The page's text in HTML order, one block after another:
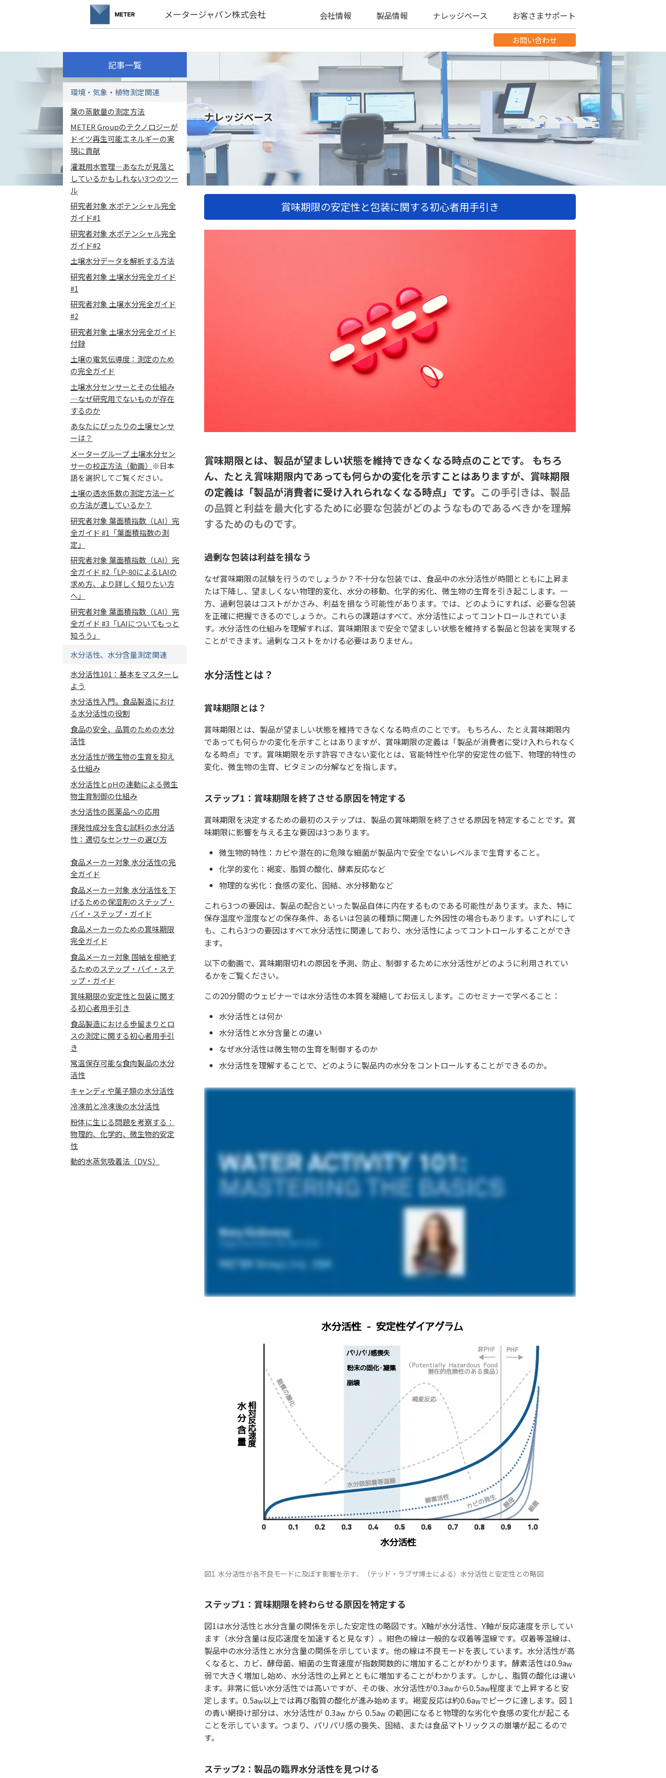
メータージャパン株式会社 会社情報 製品情報 ナレッジベース お客さまサポート
お問い合わせ
記事一覧
ナレッジベース
環境・気象・植物測定関連
葉の蒸散量の測定方法
METER Groupのテクノロジーが
ドイツ再生可能エネルギーの実
現に貢献
灌漑用水管理―あなたが見落と
しているかもしれない3つのツー
ル
研究者対象 水ポテンシャル完全
ガイド#1
研究者対象 水ポテンシャル完全
ガイド#2
土壌水分データを解析する方法
研究者対象 土壌水分完全ガイド
#1
研究者対象 土壌水分完全ガイド
#2
研究者対象 土壌水分完全ガイド
付録
土壌の電気伝導度：測定のため
の完全ガイド
土壌水分センサーとその仕組み
―なぜ研究用でないものが存在
するのか
あなたにぴったりの土壌センサ
ーは？
メーターグループ 土壌水分セン
サーの校正方法（動画） ※日本
語を選択してご覧ください。
土壌の透水係数の測定方法ーど
の方法が適しているか？
研究者対象 葉面積指数（LAI）完
全ガイド #1「葉面積指数の測
定」
研究者対象 葉面積指数（LAI）完
全ガイド #2「LP-80によるLAIの
求め方、より詳しく知りたい方
へ」
研究者対象 葉面積指数（LAI）完
全ガイド #3「LAIについてもっと
知ろう」
水分活性、水分含量測定関連
水分活性101：基本をマスターし
よう
水分活性入門。食品製造におけ
る水分活性の役割
食品の安全、品質のための水分
活性
水分活性が微生物の生育を抑え
る仕組み
水分活性とpHの連動による微生
物生育制御の仕組み
水分活性の医薬品への応用
揮発性成分を含む試料の水分活
性：適切なセンサーの選び方
食品メーカー対象 水分活性の完
全ガイド
食品メーカー対象 水分活性を下
げるための保湿剤のステップ・
バイ・ステップ・ガイド
食品メーカーのための賞味期限
完全ガイド
食品メーカー対象 固結を根絶す
るためのステップ・バイ・ステ
ップ・ガイド
賞味期限の安定性と包装に関す
る初心者用手引き
食品製造における歩留まりとロ
スの測定に関する初心者用手引
き
常温保存可能な食肉製品の水分
活性
キャンディや菓子類の水分活性
冷凍前と冷凍後の水分活性
粉体に生じる問題を考察する：
物理的、化学的、微生物的安定
性
動的水蒸気吸着法（DVS）
賞味期限の安定性と包装に関する初心者用手引き
賞味期限とは、製品が望ましい状態を維持できなくなる時点のことです。 もちろ
ん、たとえ賞味期限内であっても何らかの変化を示すことはありますが、賞味期限
の定義は「製品が消費者に受け入れられなくなる時点」です。 この手引きは、製品
の品質と利益を最大化するために必要な包装がどのようなものであるべきかを理解
するためのものです。
過剰な包装は利益を損なう
なぜ賞味期限の試験を行うのでしょうか？不十分な包装では、食品中の水分活性が時間とともに上昇ま
たは下降し、望ましくない物理的変化、水分の移動、化学的劣化、微生物の生育を引き起こします。一
方、過剰包装はコストがかさみ、利益を損なう可能性があります。では、どのようにすれば、必要な包装
を正確に把握できるのでしょうか。これらの課題はすべて、水分活性によってコントロールされていま
す。水分活性の仕組みを理解すれば、賞味期限まで安全で望ましい状態を維持する製品と包装を実現する
ことができます。過剰なコストをかける必要はありません。
水分活性とは？
賞味期限とは？
賞味期限とは、製品が望ましい状態を維持できなくなる時点のことです。 もちろん、たとえ賞味期限内
であっても何らかの変化を示すことはありますが、賞味期限の定義は「製品が消費者に受け入れられなく
なる時点」です。賞味期限を示す許容できない変化とは、官能特性や化学的安定性の低下、物理的特性の
変化、微生物の生育、ビタミンの分解などを指します。
ステップ1：賞味期限を終了させる原因を特定する
賞味期限を決定するための最初のステップは、製品の賞味期限を終了させる原因を特定することです。賞
味期限に影響を与える主な要因は3つあります。
微生物的特性：カビや潜在的に危険な細菌が製品内で安全でないレベルまで生育すること。
化学的変化：褐変、脂質の酸化、酵素反応など
物理的な劣化：食感の変化、固結、水分移動など
これら3つの要因は、製品の配合といった製品自体に内在するものである可能性があります。また、特に
保存温度や湿度などの保存条件、あるいは包装の種類に関連した外因性の場合もあります。いずれにして
も、これら3つの要因はすべて水分活性に関連しており、水分活性によってコントロールすることができ
ます。
以下の動画で、賞味期限切れの原因を予測、防止、制御するために水分活性がどのように利用されてい
るかをご覧ください。
この20分間のウェビナーでは水分活性の本質を凝縮してお伝えします。このセミナーで学べること：
水分活性とは何か
水分活性と水分含量との違い
なぜ水分活性は微生物の生育を制御するのか
水分活性を理解することで、どのように製品内の水分をコントロールすることができるのか。
図1. 水分活性が各不良モードに及ぼす影響を示す、（テッド・ラブザ博士による）水分活性と安定性との略図
ステップ1：賞味期限を終わらせる原因を特定する
図1は水分活性と水分含量の関係を示した安定性の略図です。X軸が水分活性、Y軸が反応速度を示してい
ます（水分含量は反応速度を加速すると見なす）。紺色の線は一般的な収着等温線です。収着等温線は、
製品中の水分活性と水分含量の関係を示しています。他の線は不良モードを表しています。水分活性が高
くなると、カビ、酵母菌、細菌の生育速度が指数関数的に増加することがわかります。酵素活性は0.9aw
弱で大きく増加し始め、水分活性の上昇とともに増加することがわかります。しかし、脂質の酸化は違い
ます。非常に低い水分活性では高いですが、その後、水分活性が0.3awから0.5aw程度まで上昇すると安
定します。0.5aw以上では再び脂質の酸化が進み始めます。褐変反応は約0.6awでピークに達します。図 1
の青い網掛け部分は、水分活性が 0.3aw から 0.5aw の範囲になると物理的な劣化や食感の変化が起こる
ことを示しています。つまり、パリパリ感の喪失、固結、または食品マトリックスの崩壊が起こるので
す。
ステップ2：製品の臨界水分活性を見つける